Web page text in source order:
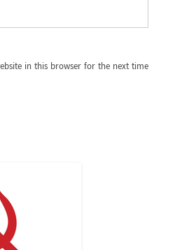
in this browser for the next time